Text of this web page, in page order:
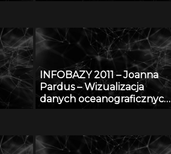
naukowego ITB nauce i
gospodarce
INFOBAZY 2011 – Joanna
Pardus – Wizualizacja
danych oceanograficznych